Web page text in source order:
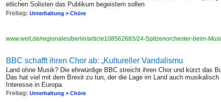
etlichen Solisten das Publikum begeistern sollen
Freitag: Unterhaltung > Chöre
www.welt.de/regionales/berlin/article108562683/24-Spitzenorchester-beim-
BBC schafft ihren Chor ab: „Kultureller Vandalismu
Land ohne Musik? Die ehrwürdige BBC streicht ihren Chor und kürzt das
Das hat viel mit dem Brexit zu tun, der die Lage im Land auch
Interesse in Europa
Freitag: Unterhaltung > Chöre